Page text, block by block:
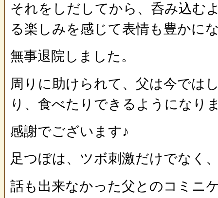
それをしだしてから、呑み込む
る楽しみを感じて表情も豊かに
無事退院しました。
周りに助けられて、父は今では
り、食べたりできるようになり
感謝でございます♪
足つぼは、ツボ刺激だけでなく
話も出来なかった父とのコミニ